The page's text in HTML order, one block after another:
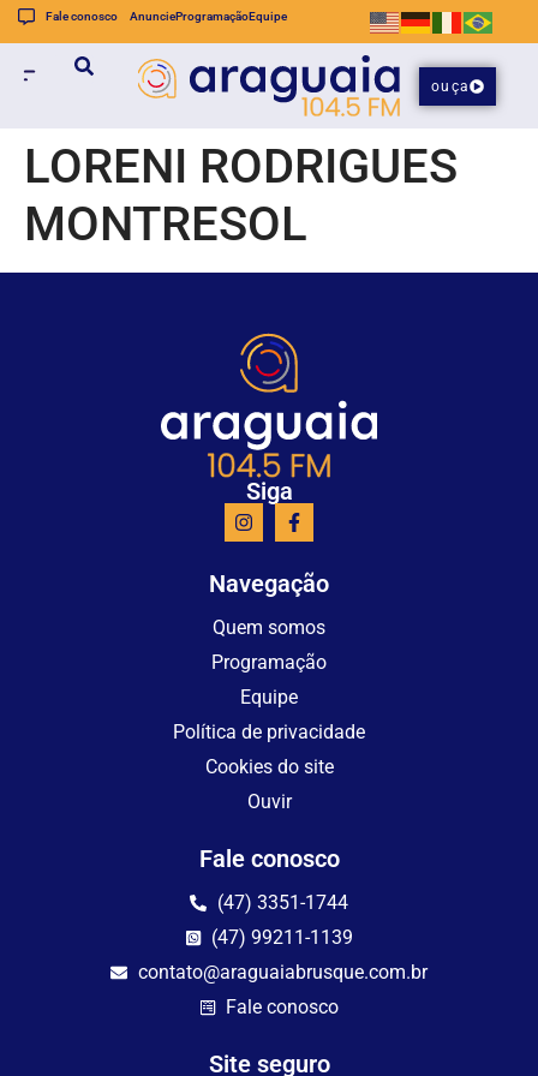
Fale conosco AnuncieProgramaçãoEquipe
ouça
LORENI RODRIGUES
MONTRESOL
Siga
Navegação
Quem somos
Programação
Equipe
Política de privacidade
Cookies do site
Ouvir
Fale conosco
(47) 3351-1744
(47) 99211-1139
contato@araguaiabrusque.com.br
Fale conosco
Site seguro